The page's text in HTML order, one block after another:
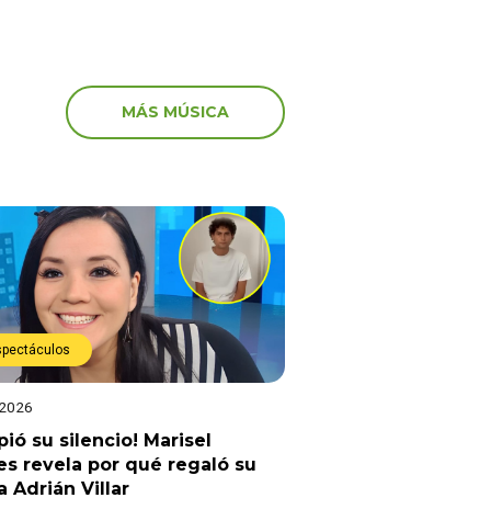
MÁS MÚSICA
su silencio! Marisel
revela por qué regaló su
Adrián Villar